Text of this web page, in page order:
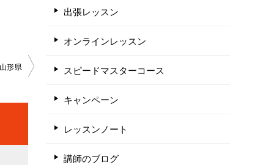
形県
出張レッスン
オンラインレッスン
スピードマスターコース
キャンペーン
レッスンノート
講師のブログ